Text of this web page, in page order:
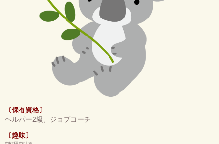
〔保有資格〕
ヘルパー2級、ジョブコーチ
〔趣味〕